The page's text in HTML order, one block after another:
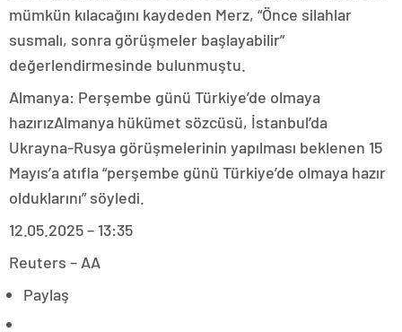
mümkün kılacağını kaydeden Merz, “Önce silahlar
susmalı, sonra görüşmeler başlayabilir”
değerlendirmesinde bulunmuştu.
Almanya: Perşembe günü Türkiye’de olmaya
hazırızAlmanya hükümet sözcüsü, İstanbul’da
Ukrayna-Rusya görüşmelerinin yapılması beklenen 15
Mayıs’a atıfla “perşembe günü Türkiye’de olmaya hazır
olduklarını” söyledi.
12.05.2025 – 13:35
Reuters – AA
Paylaş